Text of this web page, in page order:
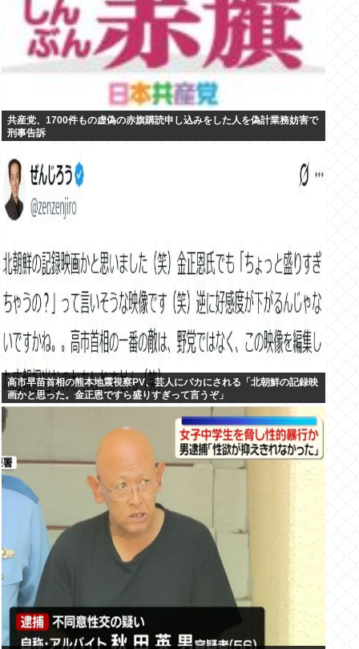
共産党、1700件もの虚偽の赤旗購読申し込みをした人を偽計業務妨害で
刑事告訴
高市早苗首相の熊本地震視察PV、芸人にバカにされる「北朝鮮の記録映
画かと思った。金正恩ですら盛りすぎって言うぞ」